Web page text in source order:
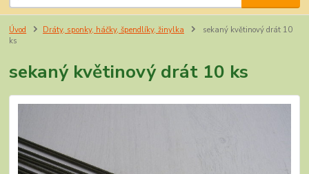
Úvod Dráty, sponky, háčky, špendlíky, žinylka
sekaný květinový drát 10
ks
sekaný květinový drát 10 ks